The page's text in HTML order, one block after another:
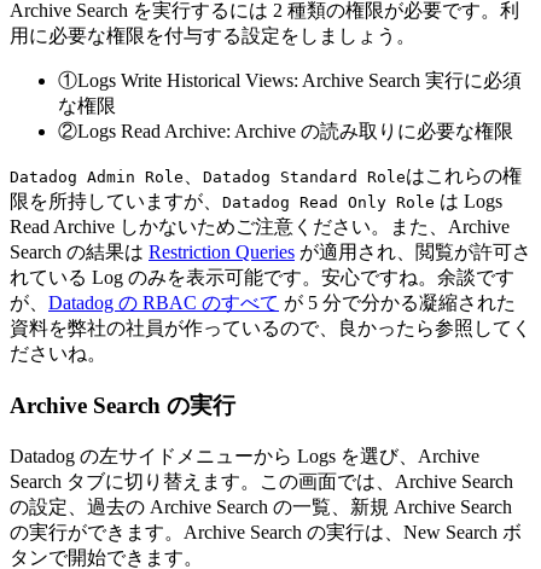
Archive Search を実行するには 2 種類の権限が必要です。利
用に必要な権限を付与する設定をしましょう。
①Logs Write Historical Views: Archive Search 実行に必須
な権限
②Logs Read Archive: Archive の読み取りに必要な権限
Datadog Admin Role Datadog Standard Roleはこれらの権
限を所持していますが、 Datadog Read Only Role は Logs
Read Archive しかないためご注意ください。また、Archive
Search の結果は Restriction Queries が適用され、閲覧が許可さ
れている Log のみを表示可能です。安心ですね。余談です
が、 Datadog の RBAC のすべて が 5 分で分かる凝縮された
資料を弊社の社員が作っているので、良かったら参照してく
ださいね。
Archive Search の実行
Datadog の左サイドメニューから Logs を選び、Archive
Search タブに切り替えます。この画面では、Archive Search
の設定、過去の Archive Search の一覧、新規 Archive Search
の実行ができます。Archive Search の実行は、New Search ボ
タンで開始できます。